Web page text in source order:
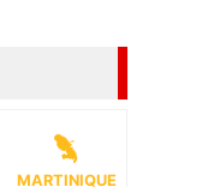
MARTINIQUE